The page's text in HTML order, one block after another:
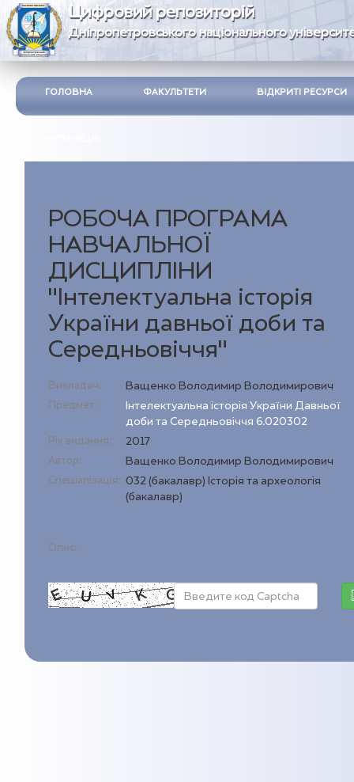
Цифровий репозиторій
Дніпропетровського національного
ГОЛОВНА ФАКУЛЬТЕТИ ВІДКРИТІ РЕСУРСИ
РОБОЧА ПРОГРАМА
НАВЧАЛЬНОЇ
ДИСЦИПЛІНИ
"Інтелектуальна історія
України давньої доби та
Середньовіччя"
Викладач: Ващенко Володимир Володимирович
Предмет:
Інтелектуальна історія України Давньої
доби та Середньовіччя 6.020302
Рік видання: 2017
Автор: Ващенко Володимир Володимирович
Спеціалізація: 032 (бакалавр) Історія та археологія
(бакалавр)
Опис: